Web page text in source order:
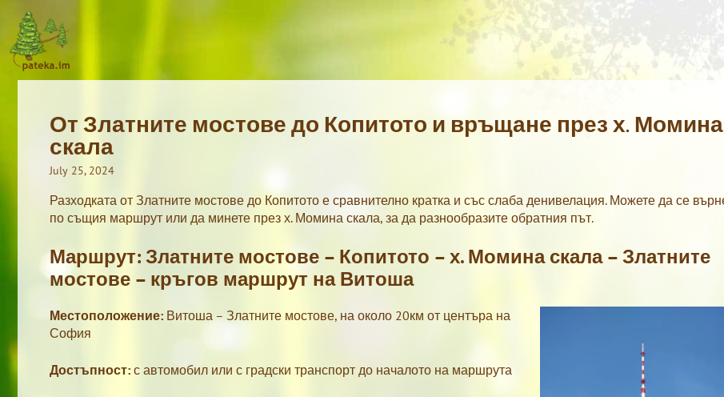
content
От Златните мостове до Копитото и връщане през х. Момина
скала
July 25, 2024
Разходката от Златните мостове до Копитото е сравнително кратка и със слаба денивелация. Можете да се
по същия маршрут или да минете през х. Момина скала, за да разнообразите обратния път.
Маршрут: Златните мостове – Копитото – х. Момина скала – Златните
мостове – кръгов маршрут на Витоша
Местоположение: Витоша – Златните мостове, на около 20км от центъра на
София
Достъпност: с автомобил или с градски транспорт до началото на маршрута